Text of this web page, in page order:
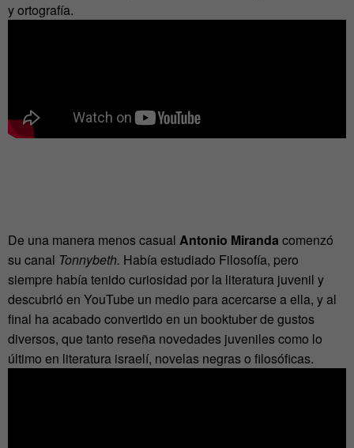
y ortografía.
De una manera menos casual Antonio Miranda comenzó
su canal Tonnybeth. Había estudiado Filosofía, pero
siempre había tenido curiosidad por la literatura juvenil y
descubrió en YouTube un medio para acercarse a ella, y al
final ha acabado convertido en un booktuber de gustos
diversos, que tanto reseña novedades juveniles como lo
último en literatura israelí, novelas negras o filosóficas.